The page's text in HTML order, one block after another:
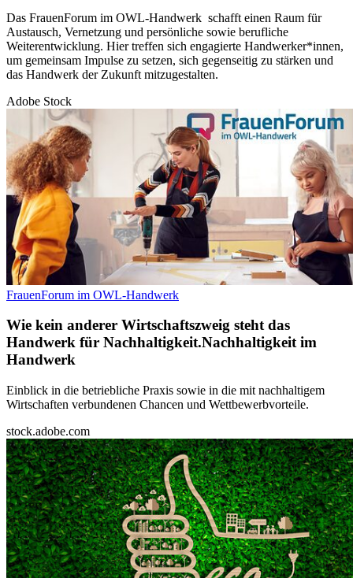
Das FrauenForum im OWL-Handwerk schafft einen Raum für
Austausch, Vernetzung und persönliche sowie berufliche
Weiterentwicklung. Hier treffen sich engagierte Handwerker*innen,
um gemeinsam Impulse zu setzen, sich gegenseitig zu stärken und
das Handwerk der Zukunft mitzugestalten.
Adobe Stock
FrauenForum im OWL-Handwerk
Wie kein anderer Wirtschaftszweig steht das
Handwerk für Nachhaltigkeit.Nachhaltigkeit im
Handwerk
Einblick in die betriebliche Praxis sowie in die mit nachhaltigem
Wirtschaften verbundenen Chancen und Wettbewerbvorteile.
stock.adobe.com